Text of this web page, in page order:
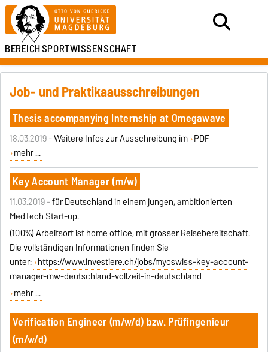
BEREICHSPORTWISSENSCHAFT
Job- und Praktikaausschreibungen
Thesis accompanying Internship at Omegawave
18.03.2019 -Weitere Infos zur Ausschreibung im PDF
mehr ...
Key Account Manager (m/w)
11.03.2019 -für Deutschland in einem jungen, ambitionierten
MedTech Start-up.
(100%) Arbeitsort ist home office, mit grosser Reisebereitschaft.
Die vollständigen Informationen finden Sie
unter: https://www.investiere.ch/jobs/myoswiss-key-account-
manager-mw-deutschland-vollzeit-in-deutschland
mehr ...
Verification Engineer (m/w/d) bzw. Prüfingenieur
(m/w/d)